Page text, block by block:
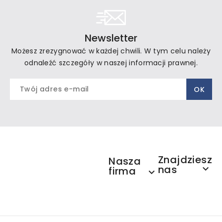
Newsletter
Możesz zrezygnować w każdej chwili. W tym celu należy
odnaleźć szczegóły w naszej informacji prawnej.
Nasza
firma 
Znajdziesz
nas 